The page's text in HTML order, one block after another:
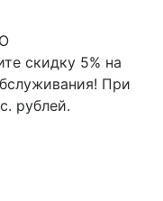
скидку 5% на
При
рублей.